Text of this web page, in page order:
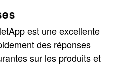
est une excellente
des réponses
sur les produits et